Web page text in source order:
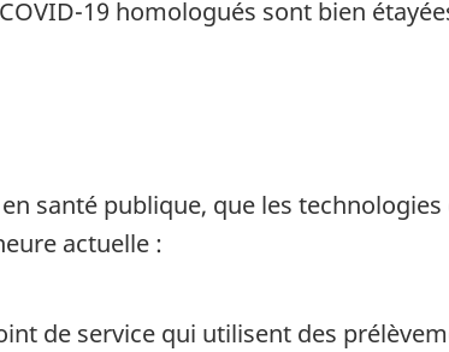
19 homologués sont bien
santé publique, que les
actuelle :
de service qui utilisent des